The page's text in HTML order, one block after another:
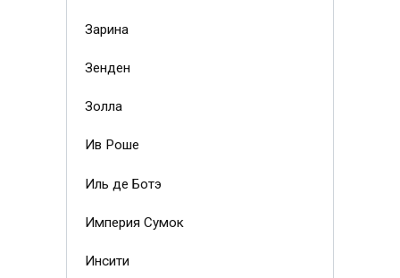
Зарина
Зенден
Золла
Ив Роше
Иль де Ботэ
Империя Сумок
Инсити